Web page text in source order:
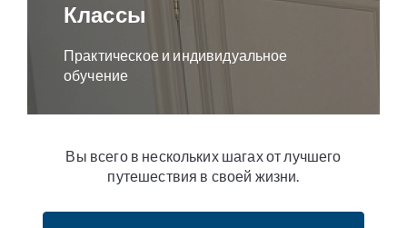
Классы
Практическое и индивидуальное
обучение
Вы всего в нескольких шагах от лучшего
путешествия в своей жизни.